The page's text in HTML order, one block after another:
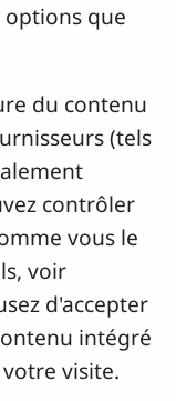
que
du contenu
(tels
contrôler
vous le
voir
d'accepter
intégré
visite.